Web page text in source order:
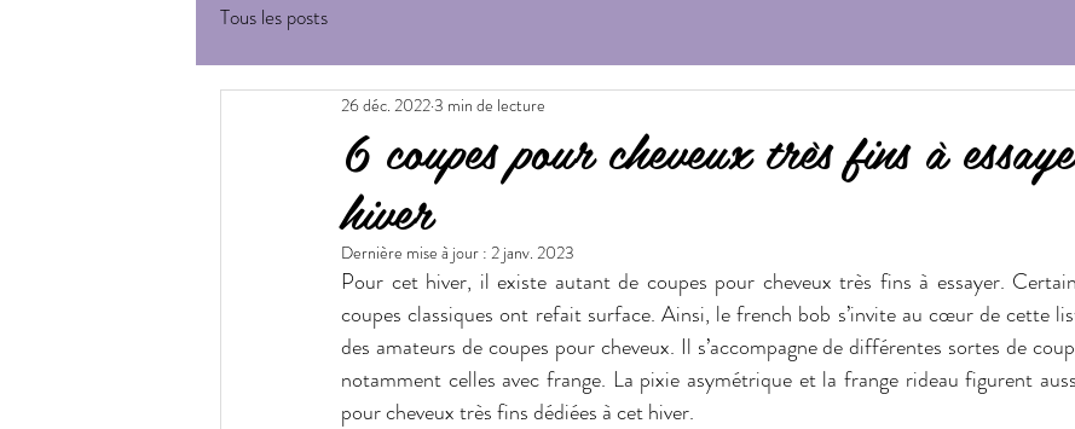
Tous les posts
6 coupes pour cheveux très fins à
hiver
26 déc. 20223 min de lecture
Dernière mise à jour : 2 janv. 2023
Pour cet hiver, il existe autant de coupes pour cheveux très fins à essayer.
coupes classiques ont refait surface. Ainsi, le french bob s’invite au cœur de cette
des amateurs de coupes pour cheveux. Il s’accompagne de différentes sortes de
notamment celles avec frange. La pixie asymétrique et la frange rideau figurent
pour cheveux très fins dédiées à cet hiver.